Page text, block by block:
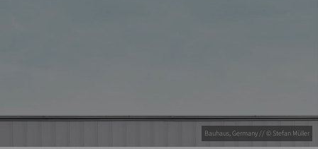
Bauhaus, Germany // © Stefan Müller